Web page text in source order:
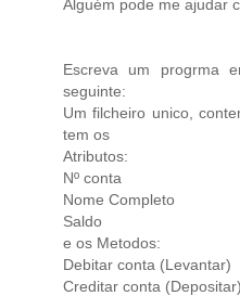
Alguém pode me ajudar
Escreva um progrma
seguinte:
Um filcheiro unico,
tem os
Atributos:
Nº conta
Nome Completo
Saldo
e os Metodos:
Debitar conta (Levantar)
Creditar conta (Depositar)